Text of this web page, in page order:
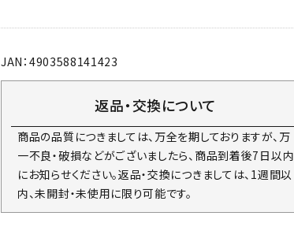
JAN：4903588141423
返品・交換について
商品の品質につきましては、万全を期しておりますが、万
一不良・破損などがございましたら、商品到着後7日以内
にお知らせください。返品・交換につきましては、1週間以
内、未開封・未使用に限り可能です。